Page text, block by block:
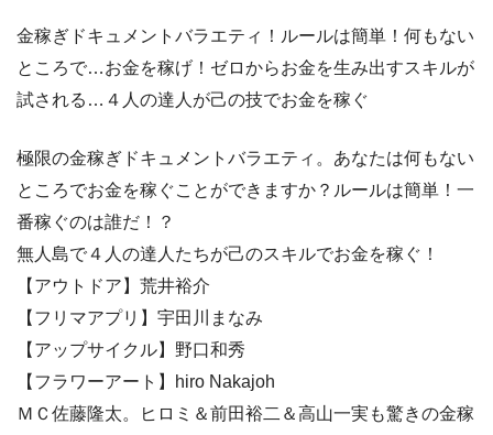
金稼ぎドキュメントバラエティ！ルールは簡単！何もない
ところで…お金を稼げ！ゼロからお金を生み出すスキルが
試される…４人の達人が己の技でお金を稼ぐ
極限の金稼ぎドキュメントバラエティ。あなたは何もない
ところでお金を稼ぐことができますか？ルールは簡単！一
番稼ぐのは誰だ！？
無人島で４人の達人たちが己のスキルでお金を稼ぐ！
【アウトドア】荒井裕介
【フリマアプリ】宇田川まなみ
【アップサイクル】野口和秀
【フラワーアート】hiro Nakajoh
ＭＣ佐藤隆太。ヒロミ＆前田裕二＆高山一実も驚きの金稼